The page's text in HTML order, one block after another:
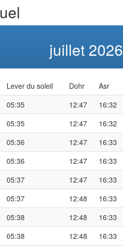
juillet 2026
Lever du soleil Dohr Asr
05:35 12:47 16:32
05:35 12:47 16:32
05:36 12:47 16:33
05:36 12:47 16:33
05:37 12:47 16:33
05:37 12:48 16:33
05:38 12:48 16:33
05:38 12:48 16:33